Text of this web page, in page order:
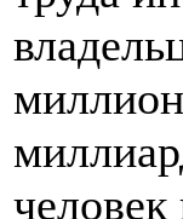
человек